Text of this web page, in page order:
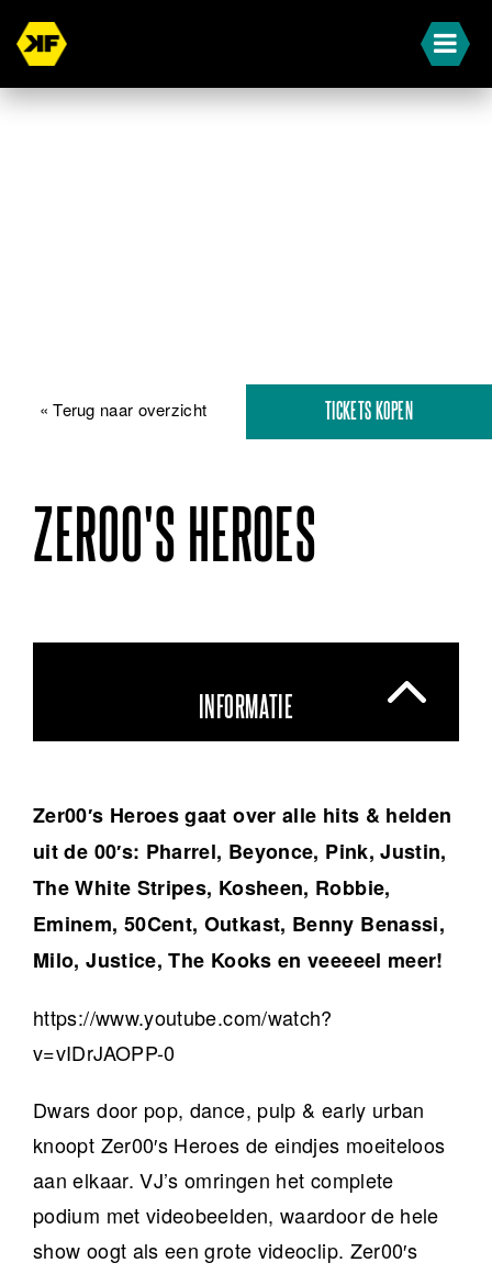
« Terug naar overzicht TICKETS KOPEN
ZER00'S HEROES
INFORMATIE
Zer00′s Heroes gaat over alle hits & helden
uit de 00′s: Pharrel, Beyonce, Pink, Justin,
The White Stripes, Kosheen, Robbie,
Eminem, 50Cent, Outkast, Benny Benassi,
Milo, Justice, The Kooks en veeeeel meer!
https://www.youtube.com/watch?
v=vIDrJAOPP-0
Dwars door pop, dance, pulp & early urban
knoopt Zer00′s Heroes de eindjes moeiteloos
aan elkaar. VJ’s omringen het complete
podium met videobeelden, waardoor de hele
show oogt als een grote videoclip. Zer00′s